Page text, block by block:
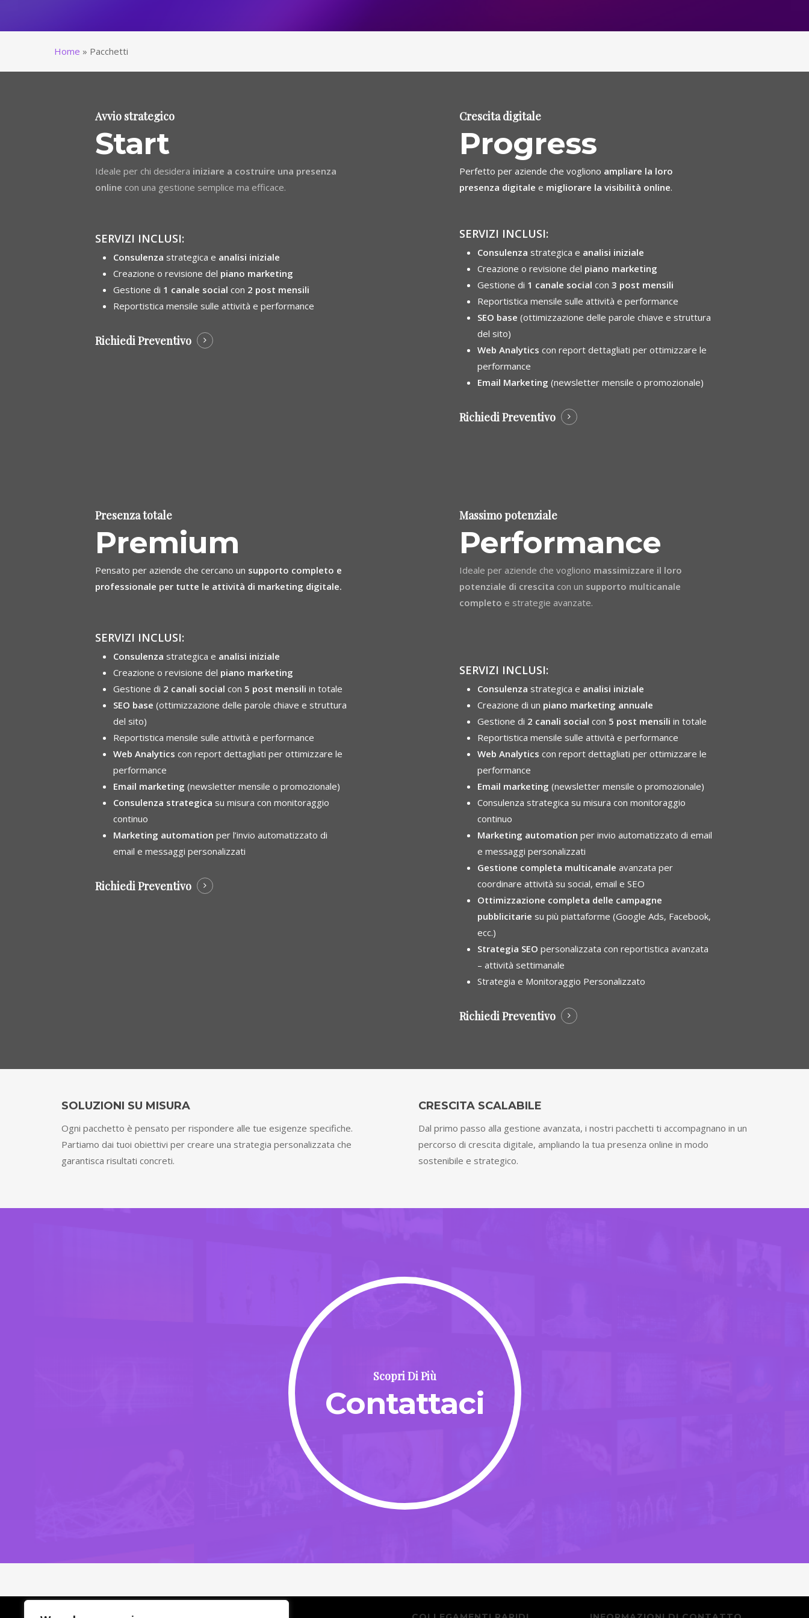
Home » Pacchetti
Avvio strategico
Start
Ideale per chi desidera iniziare a costruire una presenza
online con una gestione semplice ma efficace.
SERVIZI INCLUSI:
Consulenza strategica e analisi iniziale
Creazione o revisione del piano marketing
Gestione di 1 canale social con 2 post mensili
Reportistica mensile sulle attività e performance
Richiedi Preventivo
Crescita digitale
Progress
Perfetto per aziende che vogliono ampliare la loro
presenza digitale e migliorare la visibilità online.
SERVIZI INCLUSI:
Consulenza strategica e analisi iniziale
Creazione o revisione del piano marketing
Gestione di 1 canale social con 3 post mensili
Reportistica mensile sulle attività e performance
SEO base (ottimizzazione delle parole chiave e struttura
del sito)
Web Analytics con report dettagliati per ottimizzare le
performance
Email Marketing (newsletter mensile o promozionale)
Richiedi Preventivo
Presenza totale
Premium
Pensato per aziende che cercano un supporto completo e
professionale per tutte le attività di marketing digitale.
SERVIZI INCLUSI:
Consulenza strategica e analisi iniziale
Creazione o revisione del piano marketing
Gestione di 2 canali social con 5 post mensili in totale
SEO base (ottimizzazione delle parole chiave e struttura
del sito)
Reportistica mensile sulle attività e performance
Web Analytics con report dettagliati per ottimizzare le
performance
Email marketing (newsletter mensile o promozionale)
Consulenza strategica su misura con monitoraggio
continuo
Marketing automation per l’invio automatizzato di
email e messaggi personalizzati
Richiedi Preventivo
Massimo potenziale
Performance
Ideale per aziende che vogliono massimizzare il loro
potenziale di crescita con un supporto multicanale
completo e strategie avanzate.
SERVIZI INCLUSI:
Consulenza strategica e analisi iniziale
Creazione di un piano marketing annuale
Gestione di 2 canali social con 5 post mensili in totale
Reportistica mensile sulle attività e performance
Web Analytics con report dettagliati per ottimizzare le
performance
Email marketing (newsletter mensile o promozionale)
Consulenza strategica su misura con monitoraggio
continuo
Marketing automation per invio automatizzato di email
e messaggi personalizzati
Gestione completa multicanale avanzata per
coordinare attività su social, email e SEO
Ottimizzazione completa delle campagne
pubblicitarie su più piattaforme (Google Ads, Facebook,
ecc.)
Strategia SEO personalizzata con reportistica avanzata
– attività settimanale
Strategia e Monitoraggio Personalizzato
Richiedi Preventivo
SOLUZIONI SU MISURA
Ogni pacchetto è pensato per rispondere alle tue esigenze specifiche.
Partiamo dai tuoi obiettivi per creare una strategia personalizzata che
garantisca risultati concreti.
CRESCITA SCALABILE
Dal primo passo alla gestione avanzata, i nostri pacchetti ti accompagnano in un
percorso di crescita digitale, ampliando la tua presenza online in modo
sostenibile e strategico.
Scopri Di Più
Contattaci